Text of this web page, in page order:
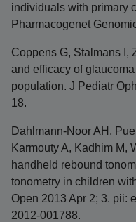
individuals with primary
Pharmacogenet
Coppens G, Stalmans I,
and efficacy of
population. J Pediatr
18.
Dahlmann-Noor AH,
Karmouty A, Kadhim M,
handheld rebound
tonometry in children
Open 2013 Apr 2; 3. pii:
2012-001788.